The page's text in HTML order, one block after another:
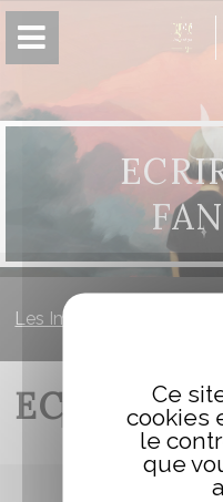
Les Imaginales
ECRIRE
Panneau de gestion des
Ce
cookies
le
que